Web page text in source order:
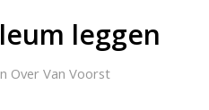
leggen
Over Van Voorst